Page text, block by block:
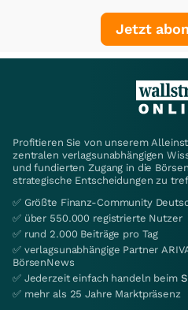
Jetzt
Profitieren Sie von unserem
zentralen verlagsunabhängigen
und fundierten Zugang in die
strategische Entscheidungen zu
✅ Größte Finanz-Community
✅ über 550.000 registrierte Nutzer
✅ rund 2.000 Beiträge pro Tag
✅ verlagsunabhängige Partner
BörsenNews
✅ Jederzeit einfach handeln beim
✅ mehr als 25 Jahre Marktpräsenz